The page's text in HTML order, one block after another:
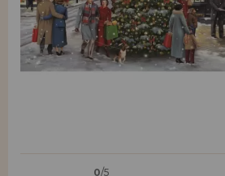
LIQUIDAÇÕES
quero me cadastrar como
novo cliente
Ao criar uma conta em casadopuzzle.com
0/5